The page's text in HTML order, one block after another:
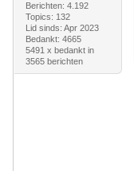
Berichten: 4.192
Topics: 132
Lid sinds: Apr 2023
Bedankt: 4665
5491 x bedankt in
3565 berichten